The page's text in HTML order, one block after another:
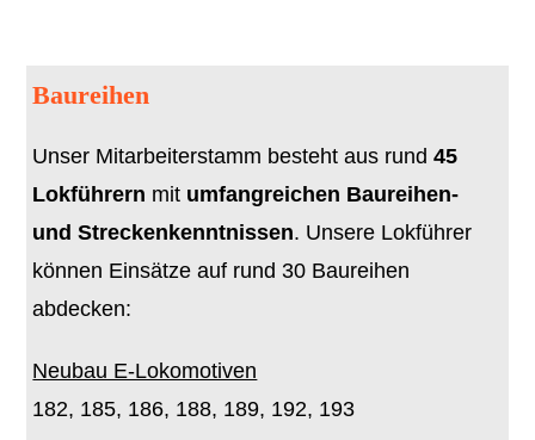
Baureihen
Unser Mitarbeiterstamm besteht aus rund45
Lokführern mit umfangreichen Baureihen-
und Streckenkenntnissen. Unsere Lokführer
können Einsätze auf rund 30 Baureihen
abdecken:
Neubau E-Lokomotiven
182, 185, 186, 188, 189, 192, 193